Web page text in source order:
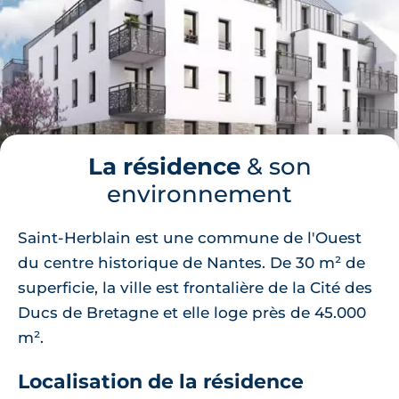
La résidence& son
environnement
Saint-Herblain est une commune de l'Ouest
du centre historique de Nantes. De 30 m² de
superficie, la ville est frontalière de la Cité des
Ducs de Bretagne et elle loge près de 45.000
m².
Localisation de la résidence